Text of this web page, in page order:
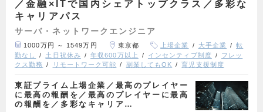
／金融×ITで国内シェアトップクラス／多彩な
キャリアパス
サーバ・ネットワークエンジニア
1000万円 ～ 1549万円 東京都 上場企業 大手企業
転
勤なし
土日祝休み 年収600万以上 インセンティブ制度
フレッ
クス勤務
リモートワーク可能 副業してもOK 育児支援制度
東証プライム上場企業／最高のプレイヤー
に最高の報酬を／最高のプレイヤーに最高
の報酬を／多彩なキャリア…